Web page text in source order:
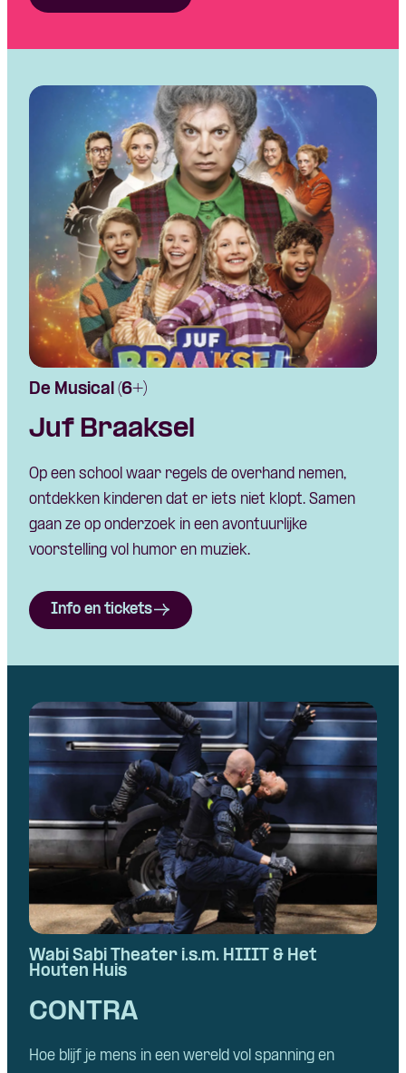
De Musical (6+)
Juf Braaksel
Op een school waar regels de overhand nemen,
ontdekken kinderen dat er iets niet klopt. Samen
gaan ze op onderzoek in een avontuurlijke
voorstelling vol humor en muziek.
Info en tickets
Wabi Sabi Theater i.s.m. HIIIT & Het
Houten Huis
CONTRA
Hoe blijf je mens in een wereld vol spanning en